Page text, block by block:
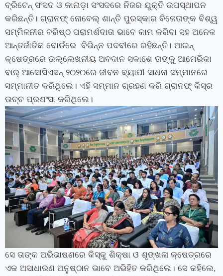
ବ୍ରିଟେନ୍‍ ସଂସଦ ଓ କାନାଡ଼ା ସଂସଦରେ ନିଜର ଯୁକ୍ତି ଉପସ୍ଥାପନ
କରିଛନ୍ତି। ଗ୍ରାନଫ୍‍ ନୋବେଲ୍‍ ଶାନ୍ତି ପୁରସ୍କାର ବିଜେତାଙ୍କ ବିଶ୍ୱ
ସମ୍ମିଳନୀର ବରିଷ୍ଠ ପରାମର୍ଶଦାତା ଭାବେ କାମ କରିବା ସହ ଅନେକ
ଆନ୍ତର୍ଜାତିକ ବୋର୍ଡରେ ବିଭିନ୍ନ ପଦବୀରେ ରହିଛନ୍ତି। ଆଇନ୍‍
କ୍ଷେତ୍ରରେ ଉଲ୍ଲେଖନୀୟ ଅବଦାନ ସକାଶେ ତାଙ୍କୁ ଆମେରିକା
ବାର୍‍ ଆସୋସିଏସନ୍‍ ୨୦୨୦ରେ ଜୀବନ ବ୍ୟାପୀ ସାଧନା ସମ୍ମାନରେ
ସମ୍ମାନୀତ କରିଥିଲେ। ଏହି ସମ୍ମାନ ଗ୍ରହଣ କରି ଗ୍ରାନଫ୍‍ କିସ୍‍ର
ଉଚ୍ଚ ପ୍ରଶଂସା କରିଥିଲେ।
ସେ ତାଙ୍କ ଅଭିଭାଷଣରେ କିସ୍‍କୁ ଶିକ୍ଷା ଓ ଶୃଙ୍ଖଳା କ୍ଷେତ୍ରରେ
ଏକ ଅସାଧାରଣ ଅନୁଷ୍ଠାନ ଭାବେ ଅଭିହିତ କରିଥିଲେ। ସେ କହିଲେ,